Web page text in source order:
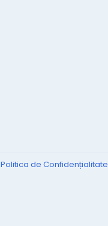
Politica de Confidențialitate